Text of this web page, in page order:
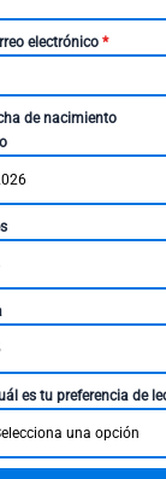
electrónico *
de nacimiento
es tu preferencia de
una opción